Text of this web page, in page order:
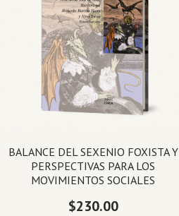
BALANCE DEL SEXENIO FOXISTA Y
PERSPECTIVAS PARA LOS
MOVIMIENTOS SOCIALES
$230.00